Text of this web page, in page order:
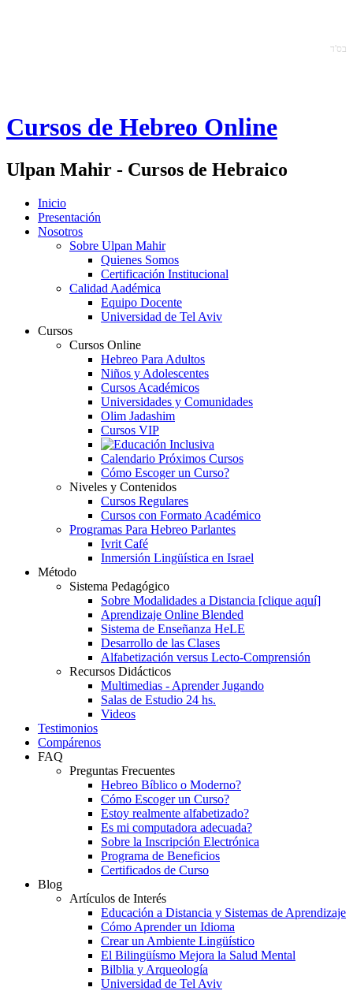
בס'ד
Cursos de Hebreo Online
Ulpan Mahir - Cursos de Hebraico
Inicio
Presentación
Nosotros
Sobre Ulpan Mahir
Quienes Somos
Certificación Institucional
Calidad Aadémica
Equipo Docente
Universidad de Tel Aviv
Cursos
Cursos Online
Hebreo Para Adultos
Niños y Adolescentes
Cursos Académicos
Universidades y Comunidades
Olim Jadashim
Cursos VIP
Calendario Próximos Cursos
Cómo Escoger un Curso?
Niveles y Contenidos
Cursos Regulares
Cursos con Formato Académico
Programas Para Hebreo Parlantes
Ivrit Café
Inmersión Lingüística en Israel
Método
Sistema Pedagógico
Sobre Modalidades a Distancia [clique aquí]
Aprendizaje Online Blended
Sistema de Enseñanza HeLE
Desarrollo de las Clases
Alfabetización versus Lecto-Comprensión
Recursos Didácticos
Multimedias - Aprender Jugando
Salas de Estudio 24 hs.
Videos
Testimonios
Compárenos
FAQ
Preguntas Frecuentes
Hebreo Bíblico o Moderno?
Cómo Escoger un Curso?
Estoy realmente alfabetizado?
Es mi computadora adecuada?
Sobre la Inscripción Electrónica
Programa de Beneficios
Certificados de Curso
Blog
Artículos de Interés
Educación a Distancia y Sistemas de Aprendizaje
Cómo Aprender un Idioma
Crear un Ambiente Lingüístico
El Bilingüísmo Mejora la Salud Mental
Bilblia y Arqueología
Universidad de Tel Aviv